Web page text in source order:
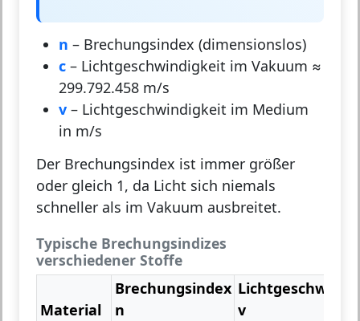
n – Brechungsindex (dimensionslos)
c – Lichtgeschwindigkeit im Vakuum ≈
299.792.458 m/s
v – Lichtgeschwindigkeit im Medium
in m/s
Der Brechungsindex ist immer größer
oder gleich 1, da Licht sich niemals
schneller als im Vakuum ausbreitet.
Typische Brechungsindizes
verschiedener Stoffe
Material
Brechungsindex
n
v